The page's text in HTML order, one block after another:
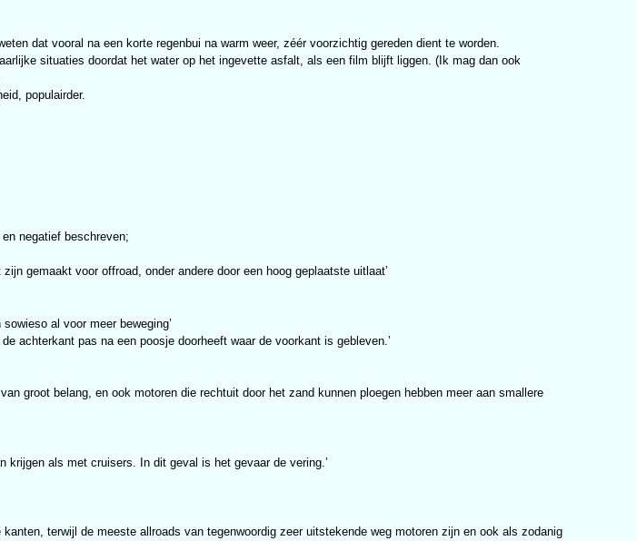
dat vooral na een korte regenbui na warm weer, zéér voorzichtig gereden dient te worden.
situaties doordat het water op het ingevette asfalt, als een film blijft liggen. (Ik mag dan ook
populairder.
negatief beschreven;
gemaakt voor offroad, onder andere door een hoog geplaatste uitlaat’
al voor meer beweging’
achterkant pas na een poosje doorheeft waar de voorkant is gebleven.’
groot belang, en ook motoren die rechtuit door het zand kunnen ploegen hebben meer aan smallere
krijgen als met cruisers. In dit geval is het gevaar de vering.’
terwijl de meeste allroads van tegenwoordig zeer uitstekende weg motoren zijn en ook als zodanig